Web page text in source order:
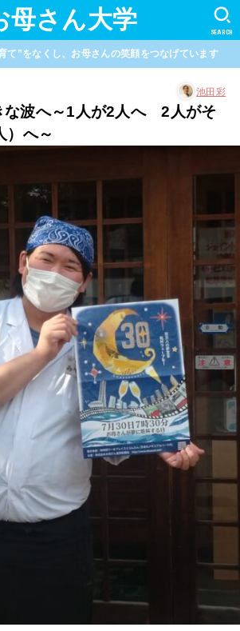
母さん大学 SEARCH
て”をなくし、お母さんの笑顔をつなげています
池田彩
な波へ～1人が2人へ 2人がそ
）へ～